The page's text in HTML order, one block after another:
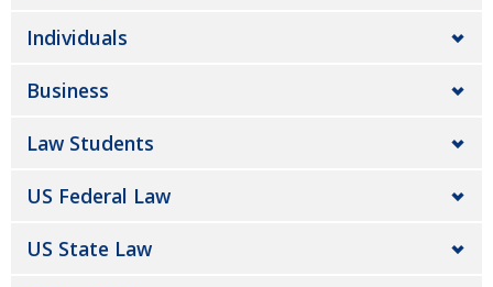
Individuals
Business
Law Students
US Federal Law
US State Law